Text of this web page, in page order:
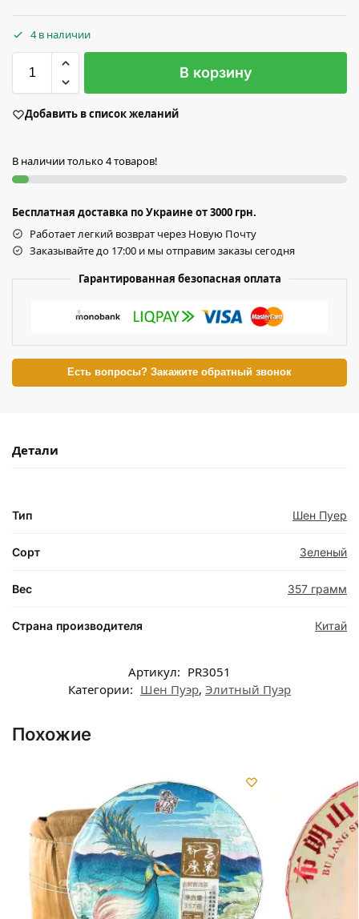
4 в наличии
В корзину
Добавить в список желаний
В наличии только 4 товаров!
Бесплатная доставка по Украине от 3000 грн.
Работает легкий возврат через Новую Почту
Заказывайте до 17:00 и мы отправим заказы сегодня
Гарантированная безопасная оплата
Есть вопросы? Закажите обратный звонок
Детали
Тип Шен Пуер
Сорт Зеленый
Вес 357 грамм
Страна производителя Китай
Артикул: PR3051
Категории: Шен Пуэр, Элитный Пуэр
Похожие